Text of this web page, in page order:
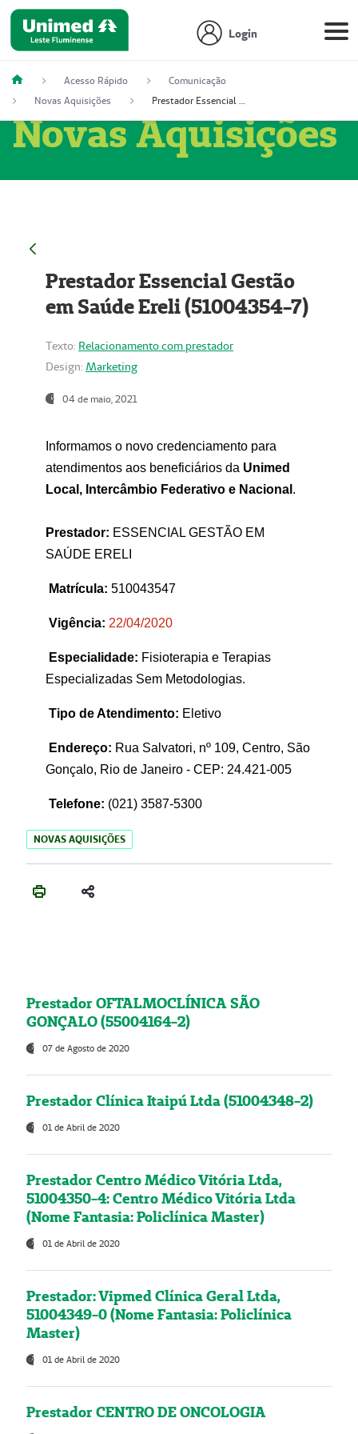
Login
Acesso Rápido
Comunicação
Novas Aquisições
Prestador Essencial Gestão em Saúde Ereli (51004354-7)
Novas Aquisições
Prestador Essencial Gestão
em Saúde Ereli (51004354-7)
Texto: Relacionamento com prestador
Design: Marketing
04 de maio, 2021
Informamos o novo credenciamento para
atendimentos aos beneficiários da Unimed
Local, Intercâmbio Federativo e Nacional .
Prestador: ESSENCIAL GESTÃO EM
SAÚDE ERELI
Matrícula: 510043547
Vigência: 22/04/2020
Especialidade: Fisioterapia e Terapias
Especializadas Sem Metodologias.
Tipo de Atendimento: Eletivo
Endereço: Rua Salvatori, nº 109, Centro, São
Gonçalo, Rio de Janeiro - CEP: 24.421-005
Telefone: (021) 3587-5300
NOVAS AQUISIÇÕES
Prestador OFTALMOCLÍNICA SÃO
GONÇALO (55004164-2)
07 de Agosto de 2020
Prestador Clínica Itaipú Ltda (51004348-2)
01 de Abril de 2020
Prestador Centro Médico Vitória Ltda,
51004350-4: Centro Médico Vitória Ltda
(Nome Fantasia: Policlínica Master)
01 de Abril de 2020
Prestador: Vipmed Clínica Geral Ltda,
51004349-0 (Nome Fantasia: Policlínica
Master)
01 de Abril de 2020
Prestador CENTRO DE ONCOLOGIA